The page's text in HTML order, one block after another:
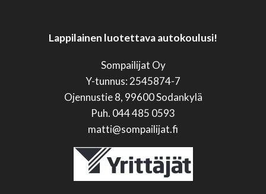
Lappilainen luotettava autokoulusi!
Sompailijat Oy
Y-tunnus: 2545874-7
Ojennustie 8, 99600 Sodankylä
Puh. 044 485 0593
matti@sompailijat.fi